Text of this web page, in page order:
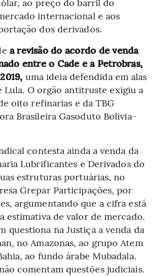
internacional e aos
dos derivados.
a revisão do acordo de venda
entre o Cade e a Petrobras,
uma ideia defendida em alas
Lula. O orgão antitruste exigiu a
oito refinarias e da TBG
Brasileira Gasoduto Bolívia-
contesta ainda a venda da
Lubrificantes e Derivados do
estruturas portuárias, no
Grepar Participações, por
argumentando que a cifra está
estimativa de valor de mercado.
questiona na Justiça a venda da
no Amazonas, ao grupo Atem
ao fundo árabe Mubadala.
comentam questões judiciais.